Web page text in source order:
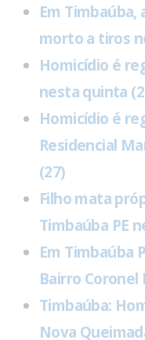
Em Timbaúba,
morto a tiros
Homicídio é
nesta quinta
Homicídio é
Residencial
(27)
Filho mata
Timbaúba PE
Em Timbaúba
Bairro Coronel
Timbaúba:
Nova